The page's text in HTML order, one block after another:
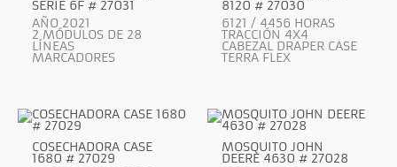
SERIE 6F # 27031
AÑO 2021
2 MÓDULOS DE 28
LÍNEAS
MARCADORES
8120 # 27030
6121 / 4456 HORAS
TRACCIÓN 4X4
CABEZAL DRAPER CASE
TERRA FLEX
COSECHADORA CASE
1680 # 27029
MOSQUITO JOHN
DEERE 4630 # 27028